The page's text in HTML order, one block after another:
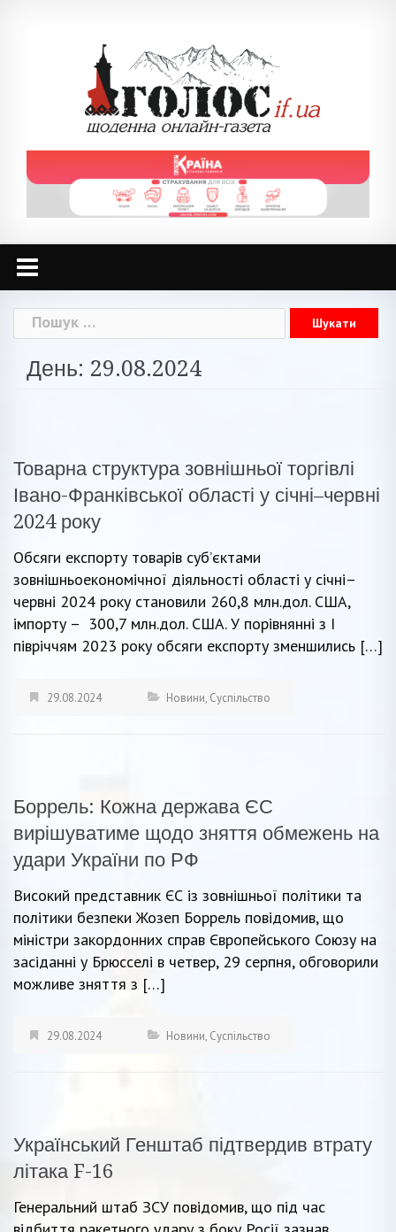
Пошук:
День: 29.08.2024
Товарна структура зовнішньої торгівлі
Івано-Франківської області у січні–червні
2024 року
Обсяги експорту товарів суб’єктами
зовнішньоекономічної діяльності області у січні–
червні 2024 року становили 260,8 млн.дол. США,
імпорту – 300,7 млн.дол. США. У порівнянні з I
півріччям 2023 року обсяги експорту зменшились […]
29.08.2024 Новини, Суспільство
Боррель: Кожна держава ЄС
вирішуватиме щодо зняття обмежень на
удари України по РФ
Високий представник ЄС із зовнішньої політики та
політики безпеки Жозеп Боррель повідомив, що
міністри закордонних справ Європейського Союзу на
засіданні у Брюсселі в четвер, 29 серпня, обговорили
можливе зняття з […]
29.08.2024 Новини, Суспільство
Український Генштаб підтвердив втрату
літака F-16
Генеральний штаб ЗСУ повідомив, що під час